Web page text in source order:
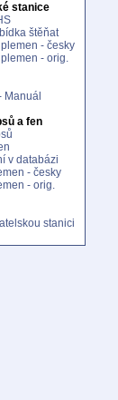
stanice
štěňat
- česky
- orig.
Manuál
a fen
v databázi
- česky
- orig.
stanici